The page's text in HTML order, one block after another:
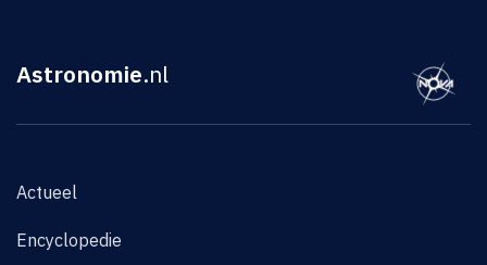
Astronomie.nl
Actueel
Encyclopedie